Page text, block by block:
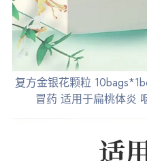
复方金银花颗粒
冒药 适用于扁桃体炎